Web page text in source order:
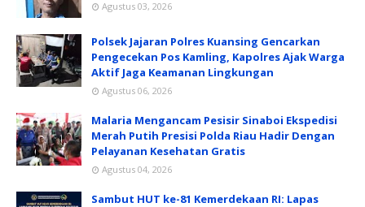
Agustus 03, 2026
Polsek Jajaran Polres Kuansing Gencarkan
Pengecekan Pos Kamling, Kapolres Ajak Warga
Aktif Jaga Keamanan Lingkungan
Agustus 06, 2026
Malaria Mengancam Pesisir Sinaboi Ekspedisi
Merah Putih Presisi Polda Riau Hadir Dengan
Pelayanan Kesehatan Gratis
Agustus 04, 2026
Sambut HUT ke-81 Kemerdekaan RI: Lapas